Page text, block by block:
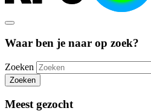
Waar ben je naar op zoek?
Zoeken
Zoeken
Meest gezocht